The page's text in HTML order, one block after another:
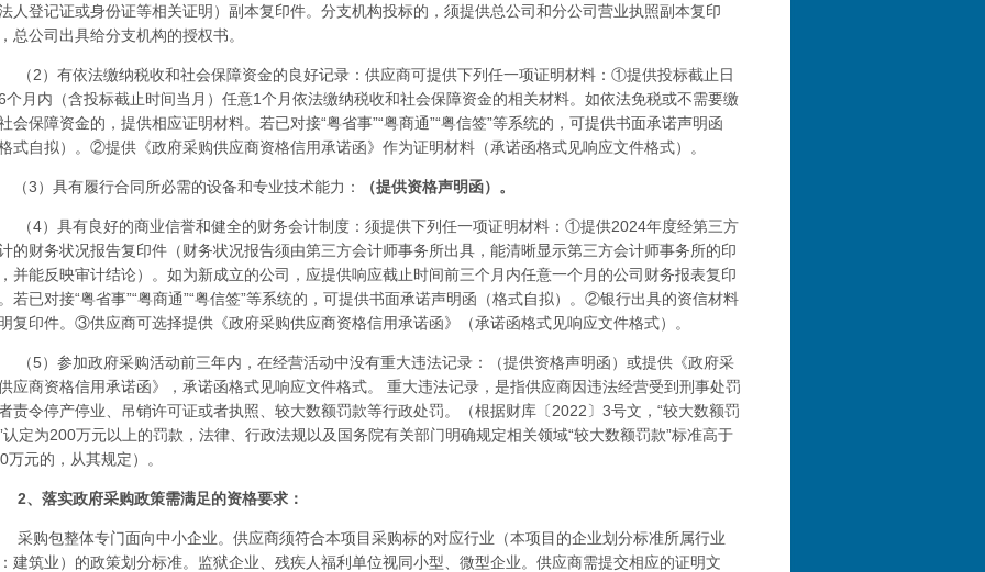
人登记证或身份证等相关证明）副本复印件。分支机构投标的，须提供总公司和分公司营业执照副本复印
总公司出具给分支机构的授权书。
（2） 有依法缴纳税收和社会保障资金的良好记录：供应商可提供下列任一项证明材料： ①提供投标截止日
个月内（含投标截止时间当月）任意1个月依法缴纳税收和社会保障资金的相关材料。如依法免税或不需要缴
会保障资金的，提供相应证明材料。若已对接“粤省事”“粤商通”“粤信签”等系统的，可提供书面承诺声明函
格式自拟）。②提供《政府采购供应商资格信用承诺函》作为证明材料（承诺函格式见响应文件格式）。
（3）具有履行合同所必需的设备和专业技术能力 ： （提供资格声明函）。
（4） 具有良好的商业信誉和健全的财务会计制度：须提供下列任一项证明材料： ①提供2024年度经第三方
的财务状况报告复印件（财务状况报告须由第三方会计师事务所出具，能清晰显示第三方会计师事务所的印
并能反映审计结论）。如为新成立的公司，应提供响应截止时间前三个月内任意一个月的公司 财务报表复印
若已对接“粤省事”“粤商通”“粤信签”等系统的，可提供书面承诺声明函（格式自拟）。②银行出具的资信材料
复印件。③供应商可选择提供《政府采购供应商资格信用承诺函》（承诺函格式见响应文件格式）。
（5）参加政府采购活动前三年内，在经营活动中没有重大违法记录 ：（提供资格声明函）或提供《政府采
应商资格信用承诺函》，承诺函格式见响应文件格式。
重大违法记录，是指供应商因违法经营受到刑事处罚
责令停产停业、吊销许可证或者执照、较大数额罚款等行政处罚。（根据财库〔2022〕3号文，“较大数额罚
认定为200万元以上的罚款，法律、行政法规以及国务院有关部门明确规定相关领域“较大数额罚款”标准高于
万元的，从其规定）。
2、落实政府采购政策需满足的资格要求：
采购包整体专门面向中小企业。供应商须符合本项目采购标的对应行业（本项目的企业划分标准所属行业
建筑业）的政策划分标准。监狱企业、残疾人福利单位视同小型、微型企业。供应商需提交相应的证明文